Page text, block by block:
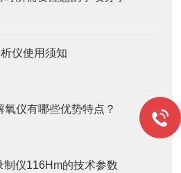
仪使用须知
仪有哪些优势特点？
仪116Hm的技术参数